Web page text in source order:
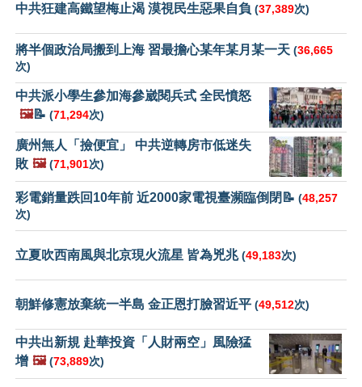
中共狂建高鐵望梅止渴 漠視民生惡果自負 (37,389次)
將半個政治局搬到上海 習最擔心某年某月某一天 (36,665
次)
中共派小學生參加海參崴閱兵式 全民憤怒
🖼️📝 (71,294次)
廣州無人「撿便宜」 中共逆轉房市低迷失
敗 🖼️ (71,901次)
彩電銷量跌回10年前 近2000家電視臺瀕臨倒閉📝 (48,257
次)
立夏吹西南風與北京現火流星 皆為兇兆(49,183次)
朝鮮修憲放棄統一半島 金正恩打臉習近平 (49,512次)
中共出新規 赴華投資「人財兩空」風險猛
增 🖼️ (73,889次)